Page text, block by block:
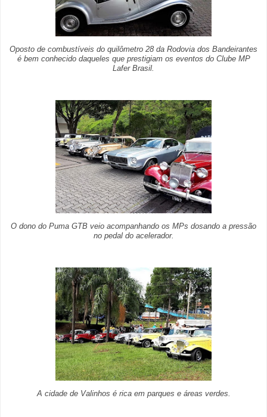
Oposto de combustíveis do quilômetro 28 da Rodovia dos Bandeirantes
é bem conhecido daqueles que prestigiam os eventos do Clube MP
Lafer Brasil.
O dono do Puma GTB veio acompanhando os MPs dosando a pressão
no pedal do acelerador.
A cidade de Valinhos é rica em parques e áreas verdes.